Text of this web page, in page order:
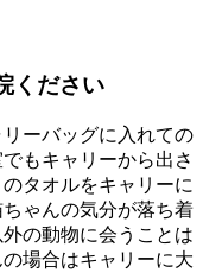
ください
ーバッグに入れての
もキャリーから出さ
タオルをキャリーに
ゃんの気分が落ち着
の動物に会うことは
場合はキャリーに大